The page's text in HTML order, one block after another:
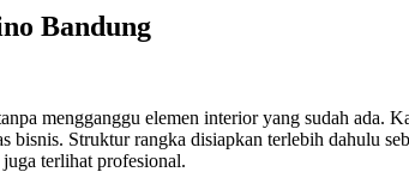
Bandung
mengganggu elemen interior yang sudah ada.
bisnis. Struktur rangka disiapkan terlebih dahulu
terlihat profesional.